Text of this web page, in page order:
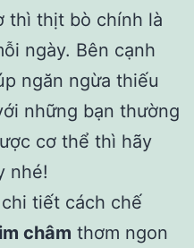
thì thịt bò chính là
ngày. Bên cạnh
ngăn ngừa thiếu
những bạn thường
cơ thể thì hãy
nhé!
tiết cách chế
châm thơm ngon